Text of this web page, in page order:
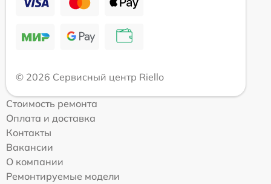
© 2026 Сервисный центр Riello
Стоимость ремонта
Оплата и доставка
Контакты
Вакансии
О компании
Ремонтируемые модели